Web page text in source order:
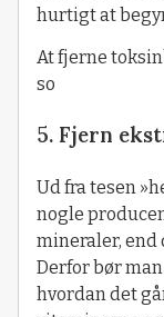
hurtigt at
At fjerne
so
5. Fjern
Ud fra tesen
nogle
mineraler, end
Derfor bør
hvordan det